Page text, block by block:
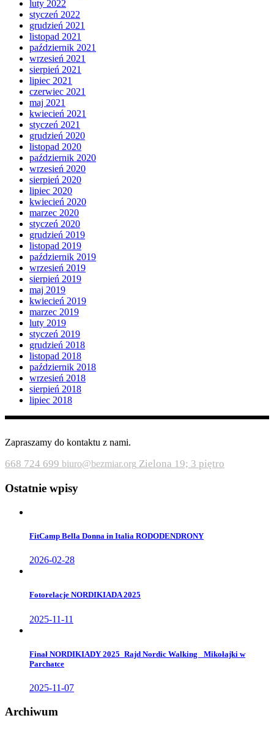
luty 2022
styczeń 2022
grudzień 2021
listopad 2021
październik 2021
wrzesień 2021
sierpień 2021
lipiec 2021
czerwiec 2021
maj 2021
kwiecień 2021
styczeń 2021
grudzień 2020
listopad 2020
październik 2020
wrzesień 2020
sierpień 2020
lipiec 2020
kwiecień 2020
marzec 2020
styczeń 2020
grudzień 2019
listopad 2019
październik 2019
wrzesień 2019
sierpień 2019
maj 2019
kwiecień 2019
marzec 2019
luty 2019
styczeń 2019
grudzień 2018
listopad 2018
październik 2018
wrzesień 2018
sierpień 2018
lipiec 2018
Zapraszamy do kontaktu z nami.
668 724 699 biuro@bezmiar.org Zielona 19; 3 piętro
Ostatnie wpisy
FitCamp Bella Donna in Italia RODODENDRONY
2026-02-28
Fotorelacje NORDIKIADA 2025
2025-11-11
Finał NORDIKIADY 2025_Rajd Nordic Walking _Mikołajki w
Parchatce
2025-11-07
Archiwum